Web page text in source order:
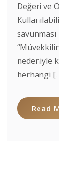
Değeri ve
nedeniyle
herhangi
Read